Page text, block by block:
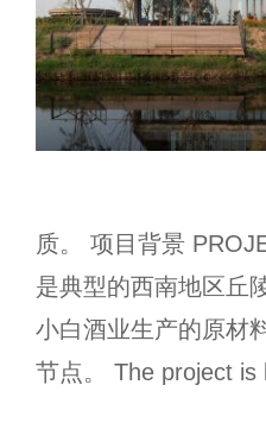
质。 项目背景
是典型的西南地区丘
小白酒业生产的原材
节点。 The project